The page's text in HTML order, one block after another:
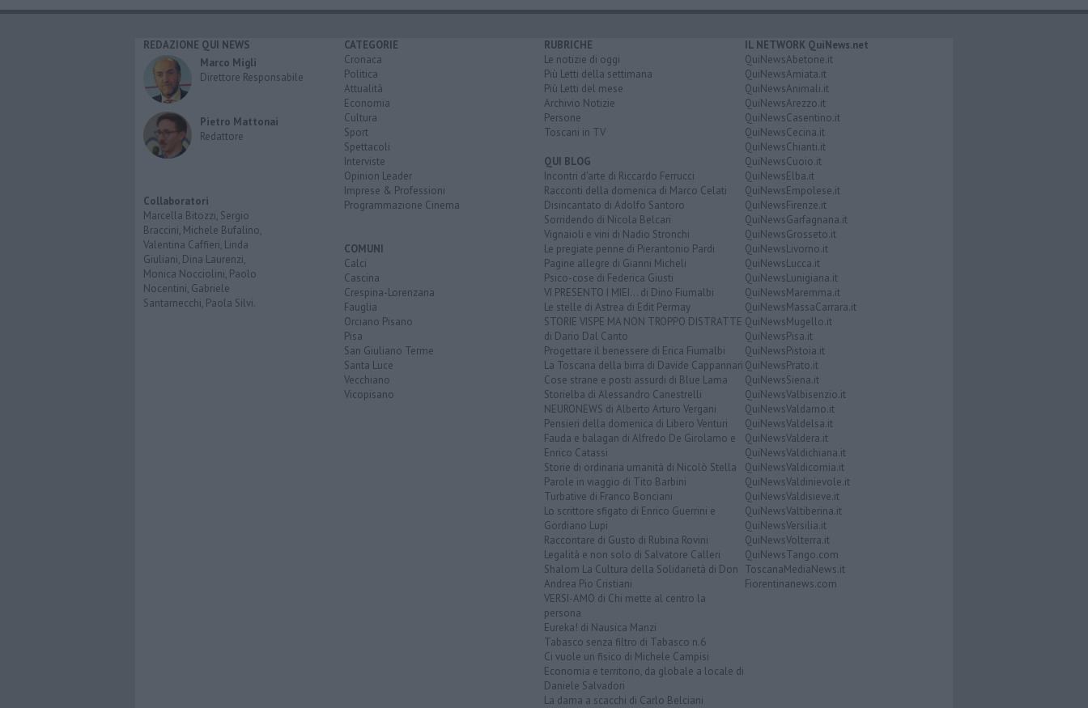
REDAZIONE QUI NEWS
Marco Migli
Direttore Responsabile
Pietro Mattonai
Redattore
Collaboratori
Marcella Bitozzi, Sergio
Braccini, Michele Bufalino,
Valentina Caffieri, Linda
Giuliani, Dina Laurenzi,
Monica Nocciolini, Paolo
Nocentini, Gabriele
Santarnecchi, Paola Silvi.
CATEGORIE
Cronaca
Politica
Attualità
Economia
Cultura
Sport
Spettacoli
Interviste
Opinion Leader
Imprese & Professioni
Programmazione Cinema
COMUNI
Calci
Cascina
Crespina-Lorenzana
Fauglia
Orciano Pisano
Pisa
San Giuliano Terme
Santa Luce
Vecchiano
Vicopisano
RUBRICHE
Le notizie di oggi
Più Letti della settimana
Più Letti del mese
Archivio Notizie
Persone
Toscani in TV
QUI BLOG
Incontri d'arte di Riccardo Ferrucci
Racconti della domenica di Marco Celati
Disincantato di Adolfo Santoro
Sorridendo di Nicola Belcari
Vignaioli e vini di Nadio Stronchi
Le pregiate penne di Pierantonio Pardi
Pagine allegre di Gianni Micheli
Psico-cose di Federica Giusti
VI PRESENTO I MIEI... di Dino Fiumalbi
Le stelle di Astrea di Edit Permay
STORIE VISPE MA NON TROPPO DISTRATTE
di Dario Dal Canto
Progettare il benessere di Erica Fiumalbi
La Toscana della birra di Davide Cappannari
Cose strane e posti assurdi di Blue Lama
Storielba di Alessandro Canestrelli
NEURONEWS di Alberto Arturo Vergani
Pensieri della domenica di Libero Venturi
Fauda e balagan di Alfredo De Girolamo e
Enrico Catassi
Storie di ordinaria umanità di Nicolò Stella
Parole in viaggio di Tito Barbini
Turbative di Franco Bonciani
Lo scrittore sfigato di Enrico Guerrini e
Gordiano Lupi
Raccontare di Gusto di Rubina Rovini
Legalità e non solo di Salvatore Calleri
Shalom La Cultura della Solidarietà di Don
Andrea Pio Cristiani
VERSI-AMO di Chi mette al centro la
persona
Eureka! di Nausica Manzi
Tabasco senza filtro di Tabasco n.6
Ci vuole un fisico di Michele Campisi
Economia e territorio, da globale a locale di
Daniele Salvadori
La dama a scacchi di Carlo Belciani
IL NETWORK QuiNews.net
QuiNewsAbetone.it
QuiNewsAmiata.it
QuiNewsAnimali.it
QuiNewsArezzo.it
QuiNewsCasentino.it
QuiNewsCecina.it
QuiNewsChianti.it
QuiNewsCuoio.it
QuiNewsElba.it
QuiNewsEmpolese.it
QuiNewsFirenze.it
QuiNewsGarfagnana.it
QuiNewsGrosseto.it
QuiNewsLivorno.it
QuiNewsLucca.it
QuiNewsLunigiana.it
QuiNewsMaremma.it
QuiNewsMassaCarrara.it
QuiNewsMugello.it
QuiNewsPisa.it
QuiNewsPistoia.it
QuiNewsPrato.it
QuiNewsSiena.it
QuiNewsValbisenzio.it
QuiNewsValdarno.it
QuiNewsValdelsa.it
QuiNewsValdera.it
QuiNewsValdichiana.it
QuiNewsValdicornia.it
QuiNewsValdinievole.it
QuiNewsValdisieve.it
QuiNewsValtiberina.it
QuiNewsVersilia.it
QuiNewsVolterra.it
QuiNewsTango.com
ToscanaMediaNews.it
Fiorentinanews.com